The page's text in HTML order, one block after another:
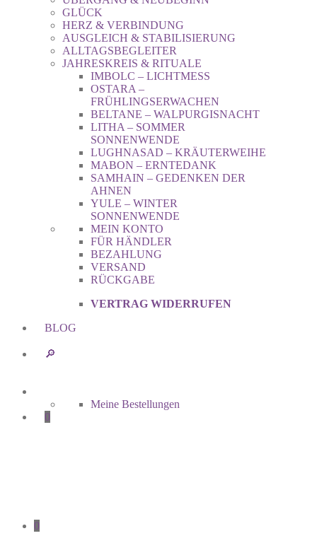
GLÜCK
HERZ & VERBINDUNG
AUSGLEICH & STABILISIERUNG
ALLTAGSBEGLEITER
JAHRESKREIS & RITUALE
IMBOLC – LICHTMESS
OSTARA –
FRÜHLINGSERWACHEN
BELTANE – WALPURGISNACHT
LITHA – SOMMER
SONNENWENDE
LUGHNASAD – KRÄUTERWEIHE
MABON – ERNTEDANK
SAMHAIN – GEDENKEN DER
AHNEN
YULE – WINTER
SONNENWENDE
MEIN KONTO
FÜR HÄNDLER
BEZAHLUNG
VERSAND
RÜCKGABE
VERTRAG WIDERRUFEN
BLOG
🔎︎
Meine Bestellungen
0
0